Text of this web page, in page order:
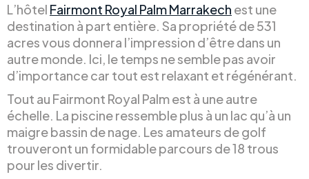
L’hôtel Fairmont Royal Palm Marrakech est une
destination à part entière. Sa propriété de 531
acres vous donnera l’impression d’être dans un
autre monde. Ici, le temps ne semble pas avoir
d’importance car tout est relaxant et régénérant.
Tout au Fairmont Royal Palm est à une autre
échelle. La piscine ressemble plus à un lac qu’à un
maigre bassin de nage. Les amateurs de golf
trouveront un formidable parcours de 18 trous
pour les divertir.